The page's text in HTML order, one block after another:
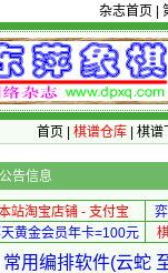
杂志首页
首页 棋谱仓库| 棋谱
公告信息
站淘宝店铺 - 支付宝
黄金会员年卡=100元
常用编排软件(云蛇